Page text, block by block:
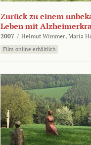
Zurück zu einem
Leben mit
2007 / Helmut Wimmer, Maria
Film online erhältlich